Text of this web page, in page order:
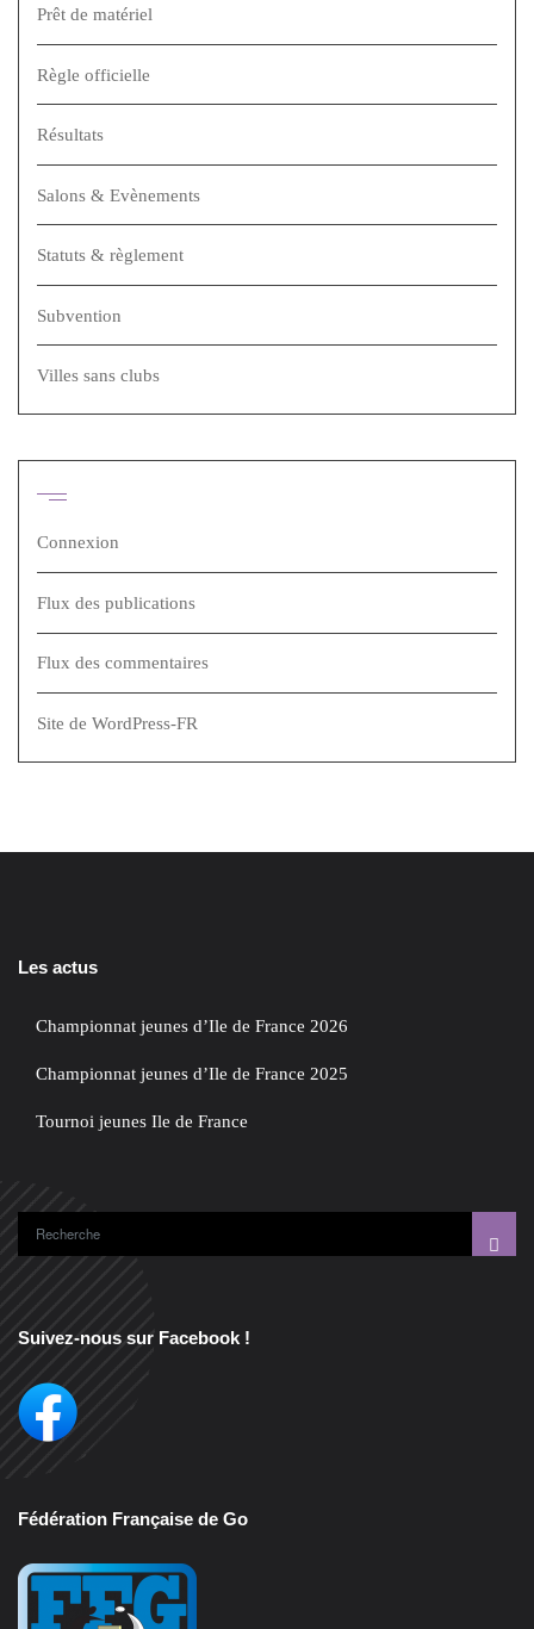
Prêt de matériel
Règle officielle
Résultats
Salons & Evènements
Statuts & règlement
Subvention
Villes sans clubs
Connexion
Flux des publications
Flux des commentaires
Site de WordPress-FR
Les actus
Championnat jeunes d’Ile de France 2026
Championnat jeunes d’Ile de France 2025
Tournoi jeunes Ile de France
Suivez-nous sur Facebook !
Fédération Française de Go